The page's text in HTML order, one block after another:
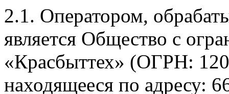
2.1. Оператором,
является Общество с
«Красбыттех» (ОГРН:
находящееся по адресу: